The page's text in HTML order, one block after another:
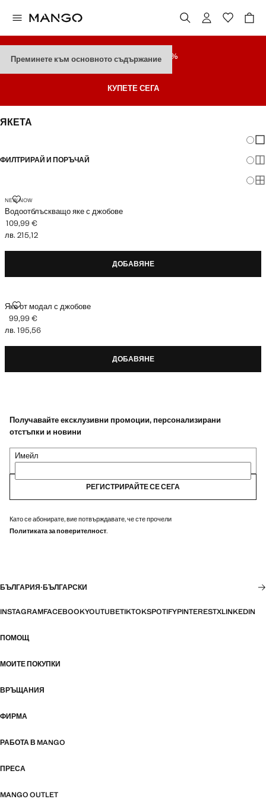
Преминете към основното съдържание
РАЗПРОДАЖБАДО 70%
КУПЕТЕ СЕГА
ЯКЕТА
ФИЛТРИРАЙ И ПОРЪЧАЙ
NEW NOW
Водоотблъскващо яке с джобове
ВОДООТБЛЪСКВАЩО ЯКЕ С ДЖОБОВЕ
Текуща цена [109,99 € лв. 215,12]
109,99 €
лв. 215,12
ДОБАВЯНЕ
Яке от модал с джобове
ЯКЕ ОТ МОДАЛ С ДЖОБОВЕ
Текуща цена [99,99 € лв. 195,56]
99,99 €
лв. 195,56
ДОБАВЯНЕ
Получавайте ексклузивни промоции, персонализирани
отстъпки и новини
Имейл
РЕГИСТРИРАЙТЕ СЕ СЕГА
Като се абонирате, вие потвърждавате, че сте прочели
Политиката за поверителност.
БЪЛГАРИЯ·БЪЛГАРСКИ
INSTAGRAMFACEBOOKYOUTUBETIKTOKSPOTIFYPINTERESTXLINKEDIN
ПОМОЩ
МОИТЕ ПОКУПКИ
ВРЪЩАНИЯ
ФИРМА
РАБОТА В MANGO
ПРЕСА
MANGO OUTLET